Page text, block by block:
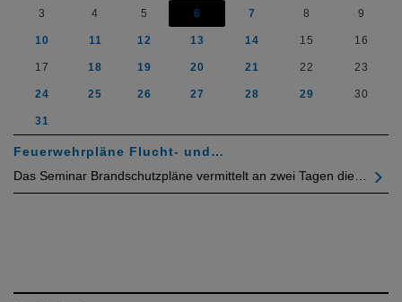
3 4 5 6 7 8 9
10 11 12 13 14 15 16
17 18 19 20 21 22 23
24 25 26 27 28 29 30
31
Feuerwehrpläne Flucht- und…
Das Seminar Brandschutzpläne vermittelt an zwei Tagen die…